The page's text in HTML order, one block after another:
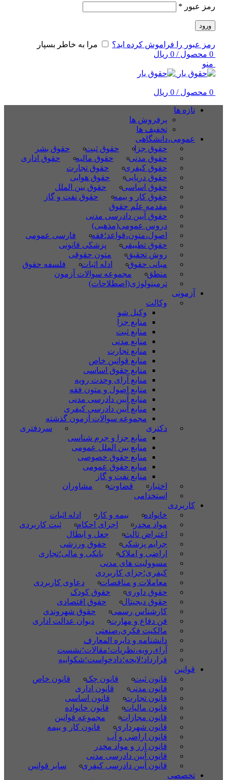
رمز عبور *
ورود
رمز عبور را فراموش کرده اید؟
مرا به خاطر بسپار
0 محصول /
0 ریال
منو
0 محصول /
0 ریال
تازه ها
پرفروش ها
تخفیف ها
عمومی،دانشگاهی
حقوق جزا
حقوق ثبت
حقوق بشر
حقوق مدنی
حقوق مالیه
حقوق اداری
حقوق کیفری
حقوق تجارت
حقوق دریایی
حقوق هوایی
حقوق اساسی
حقوق بین الملل
حقوق کار و بیمه
حقوق نفت و گاز
مقدمه علم حقوق
حقوق آیین دادرسی مدنی
دروس عمومی(مذهبی)
اصول،متون،قواعد؛فقه
فارسی عمومی
حقوق تطبیقی
پزشکی قانونی
روش تحقیق
متون حقوقی
مبانی حقوق
ادله اثبات
فلسفه حقوق
منطق
مجموعه سوالات آزمون
ترمینولوژی(اصطلاحات)
آزمونی
وکالت
وکیل شو
منابع جزا
منابع ثبت
منابع مدنی
منابع تجارت
منابع قوانین خاص
منابع حقوق اساسی
منابع آرای وحدت رویه
منابع اصول و متون فقه
منابع آیین دادرسی مدنی
منابع آیین دادرسی کیفری
مجموعه سوالات آزمون گذشته
دکتری
منابع جزا و جرم شناسی
منابع بین الملل عمومی
منابع حقوق خصوصی
منابع حقوق عمومی
منابع نفت و گاز
سردفتری
اختبار قضاوت
مشاوران
استخدامی
کاربردی
خانواده
بیمه و کار
ادله اثبات
مواد مخدر
اجرای احکام
ثبت کاربردی
اعتراض ثالث
جعل و ابطال
جرایم پزشکی
حقوق ورزشی
اراضی و املاک
بانکی و مالی؛تجاری
مسوولیت های مدنی
کیفری؛جزای کاربردی
معاملات و مناقصات
دعاوی کاربردی
حقوق داوری
حقوق کودک
حقوق دیجیتال
حقوق اقتصادی
کارشناس رسمی
حقوق شهروندی
فن دفاع و مهارت
دیوان عدالت اداری
مالکیت فکری،صنعتی
دانشنامه و دایره المعارف
آراء،رویه،نظریات؛مقالات؛نشست
قرارداد؛لایحه؛دادخواست؛شکواییه
قوانین
قانون ثبت
قانون چک
قانون خاص
قانون مدنی
قانون اداری
قانون تجارت
قانون اساسی
قانون مالیات
قانون خانواده
قانون مجازات
مجموعه قوانین
قانون شهرداری
قانون کار و بیمه
قانون اراضی و آب
قانون ارز و مواد مخدر
قانون آیین دادرسی مدنی
قانون آیین دادرسی کیفری
سایر قوانین
تخصصی